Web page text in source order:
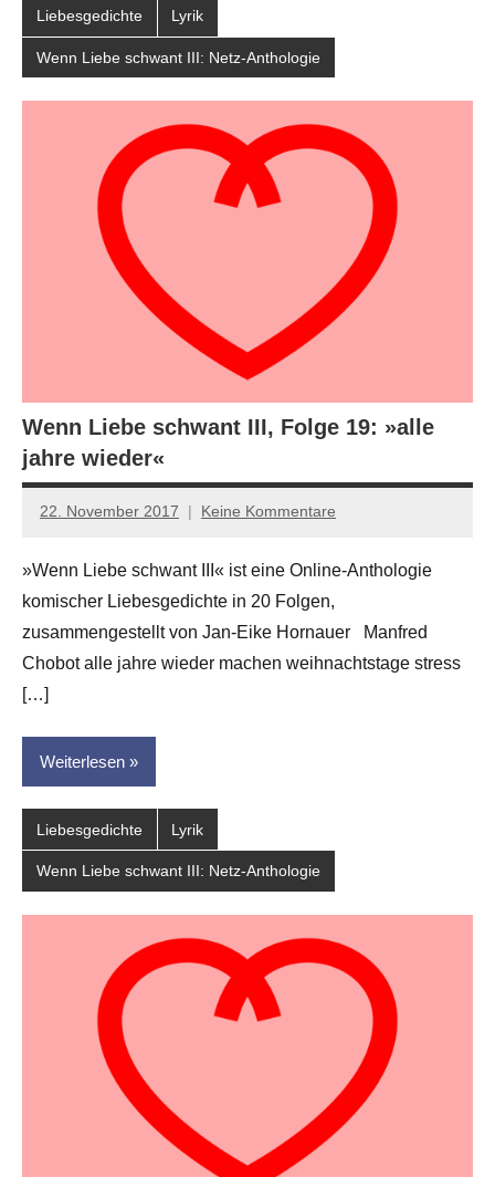
Liebesgedichte Lyrik
Wenn Liebe schwant III: Netz-Anthologie
Wenn Liebe schwant III, Folge 19: »alle
jahre wieder«
22. November 2017
Jan-
Hornauer
für
dasgedichtblog
Keine Kommentare
»Wenn Liebe schwant III« ist eine Online-Anthologie
komischer Liebesgedichte in 20 Folgen,
zusammengestellt von Jan-Eike Hornauer Manfred
Chobot alle jahre wieder machen weihnachtstage stress
[…]
Weiterlesen
Liebesgedichte Lyrik
Wenn Liebe schwant III: Netz-Anthologie